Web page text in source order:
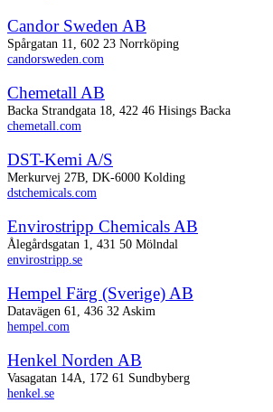
Candor Sweden AB
Spårgatan 11, 602 23 Norrköping
candorsweden.com
Chemetall AB
Backa Strandgata 18, 422 46 Hisings Backa
chemetall.com
DST-Kemi A/S
Merkurvej 27B, DK-6000 Kolding
dstchemicals.com
Envirostripp Chemicals AB
Ålegårdsgatan 1, 431 50 Mölndal
envirostripp.se
Hempel Färg (Sverige) AB
Datavägen 61, 436 32 Askim
hempel.com
Henkel Norden AB
Vasagatan 14A, 172 61 Sundbyberg
henkel.se